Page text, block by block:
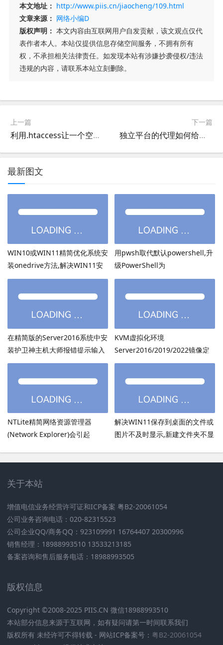
本文地址： http://www.piis.cn/jiaocheng/109.html
文章来源： 网络小编D
版权声明： 本文内容由互联网用户自发贡献，该文观点仅代
表作者本人。本站仅提供信息存储空间服务，不拥有所有
权，不承担相关法律责任。如发现本站有涉嫌抄袭侵权/违法
违规的内容，请联系本站立刻删除。
上一篇
利用.htaccess让一个空间实现多域名跳转到其他不同域名的网站(免备案跳转)
下一篇
独立平台的代理如何给名下用户开通空间呢？
最新图文
WIN10或WIN11精简优化系统安
装onedrive方法,解决WIN11安
装onedrive后无法打开
用pwsh取代默认powershell,升
级PowerShell为
PowerShell7.6.3等高版本
在精简版的Server2016系统中安
装护卫神主机大师报错提示输入
的密码超过了14个字符
KVM虚拟化环境
Server2016/2019/2022镜像定
制：用DISM离线注入virtio驱动
NTLite精简网络资源管理器
(Network Explorer)会引起
解决WIN11保存到桌面的文件或
图片不及时显示,新建文件夹不显
关于本站
增值电信业务经营许可证和ICP备案 粤B2-20061054
公司业务咨询电话：020-82315523
公司企业QQ/商务QQ：923109991 16764407 20300996
销售经理：18988993510 13533213185
备案咨询和售后服务电话：18988993505
版权信息
Copyright ©2008-2025 PIIS.CN 微信18988993510
本站部分信息来源于互联网，如有疑问请第一时间联系我们
版权所有 未经许可不得转载 - 网站ICP备案号： 粤B2-20061054